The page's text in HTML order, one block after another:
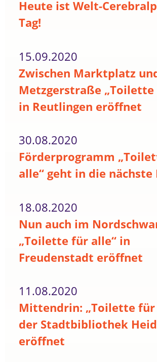
Heute ist Welt-
Tag!
15.09.2020
Zwischen Marktplatz
Metzgerstraße
in Reutlingen eröffnet
30.08.2020
Förderprogramm
alle“ geht in die nächste
18.08.2020
Nun auch im
„Toilette für alle“ in
Freudenstadt eröffnet
11.08.2020
Mittendrin: „Toilette für
der Stadtbibliothek
eröffnet